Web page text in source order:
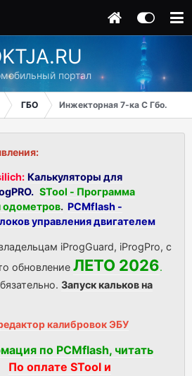
портал
ГБО Инжекторная 7-ка С Гбо.
Калькуляторы для
STool - Программа
одометров. PCMflash -
управления двигателем
iProgGuard, iProgPro, с
обновление ЛЕТО 2026.
Запуск кальков на
калибровок ЭБУ
по PCMflash, читать
По оплате STool и